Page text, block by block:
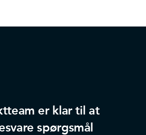
er klar til at
spørgsmål